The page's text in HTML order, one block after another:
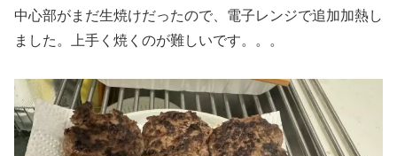
中心部がまだ生焼けだったので、電子レンジで追加加熱し
ました。上手く焼くのが難しいです。。。